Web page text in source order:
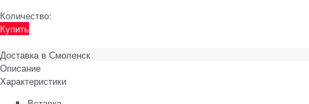
Количество:
Купить
Доставка в Смоленск
Описание
Характеристики